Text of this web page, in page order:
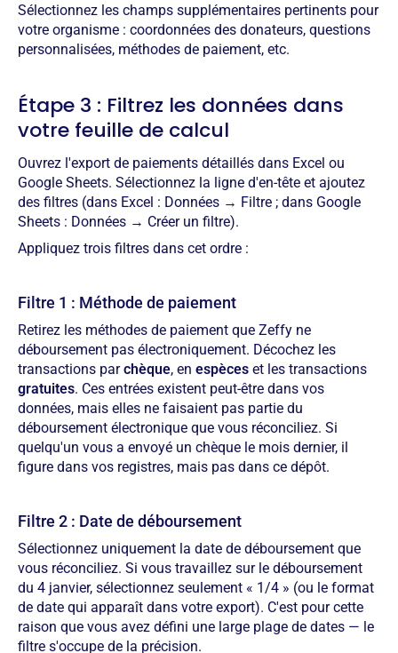
Sélectionnez les champs supplémentaires pertinents pour
votre organisme : coordonnées des donateurs, questions
personnalisées, méthodes de paiement, etc.
Étape 3 : Filtrez les données dans
votre feuille de calcul
Ouvrez l'export de paiements détaillés dans Excel ou
Google Sheets. Sélectionnez la ligne d'en-tête et ajoutez
des filtres (dans Excel : Données → Filtre ; dans Google
Sheets : Données → Créer un filtre).
Appliquez trois filtres dans cet ordre :
Filtre 1 : Méthode de paiement
Retirez les méthodes de paiement que Zeffy ne
déboursement pas électroniquement. Décochez les
transactions parchèque, en espèces et les transactions
gratuites. Ces entrées existent peut-être dans vos
données, mais elles ne faisaient pas partie du
déboursement électronique que vous réconciliez. Si
quelqu'un vous a envoyé un chèque le mois dernier, il
figure dans vos registres, mais pas dans ce dépôt.
Filtre 2 : Date de déboursement
Sélectionnez uniquement la date de déboursement que
vous réconciliez. Si vous travaillez sur le déboursement
du 4 janvier, sélectionnez seulement « 1/4 » (ou le format
de date qui apparaît dans votre export). C'est pour cette
raison que vous avez défini une large plage de dates — le
filtre s'occupe de la précision.